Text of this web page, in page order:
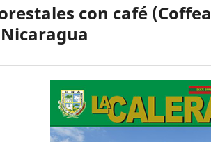
con café (Coffea